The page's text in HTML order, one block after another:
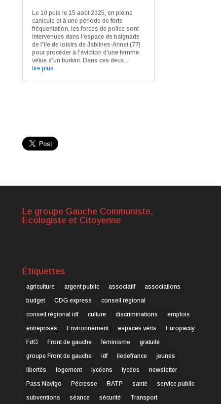
Le 10 puis le 15 août 2025, en pleine
canicule et à une période de forte
fréquentation, les forces de police sont
intervenues dans l’espace de baignade
de l’île de loisirs de Jablines-Annet (77)
pour procéder à l’éviction d’une femme
vêtue d’un burkini. Dans ces deux...
lire plus
Le groupe Gauche Communiste,
Ecologiste et Citoyenne
Étiquettes
agriculture argent public associatif
associations
budget
CDG express
conseil régional
conseil régional idf
culture discriminations
emplois
entreprises
Environnement espaces verts
Europacity
FdG
Front de gauche féminisme
gratuité
groupe Front de gauche
idf iledefrance
jeunes
libertés
logement lycéens lycées
newsletter
Pass Navigo
Pécresse RATP santé
service public
subventions
séance sécurité Transport